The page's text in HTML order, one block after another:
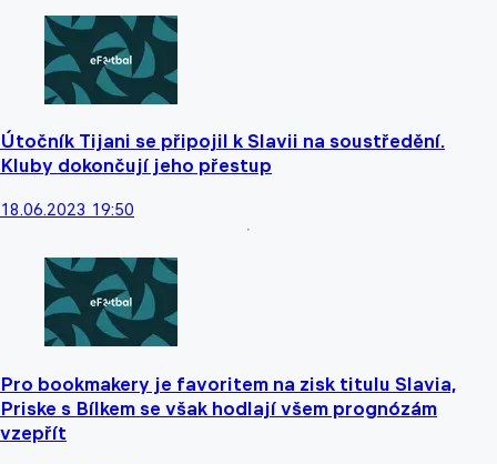
Útočník Tijani se připojil k Slavii na soustředění.
Kluby dokončují jeho přestup
18.06.2023 19:50
Pro bookmakery je favoritem na zisk titulu Slavia,
Priske s Bílkem se však hodlají všem prognózám
vzepřít